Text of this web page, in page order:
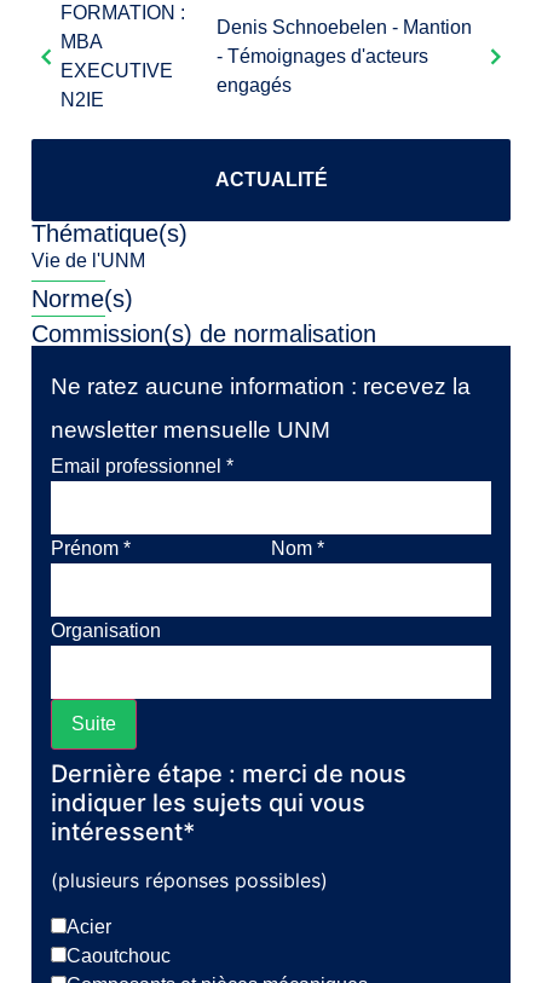
FORMATION :
MBA
EXECUTIVE
N2IE
Denis Schnoebelen - Mantion
- Témoignages d'acteurs
engagés
ACTUALITÉ
Thématique(s)
Vie de l'UNM
Norme(s)
Commission(s) de normalisation
Ne ratez aucune information : recevez la
newsletter mensuelle UNM
Email professionnel *
Prénom * Nom *
Organisation
Suite
Dernière étape : merci de nous
indiquer les sujets qui vous
intéressent*
(plusieurs réponses possibles)
Acier
Caoutchouc